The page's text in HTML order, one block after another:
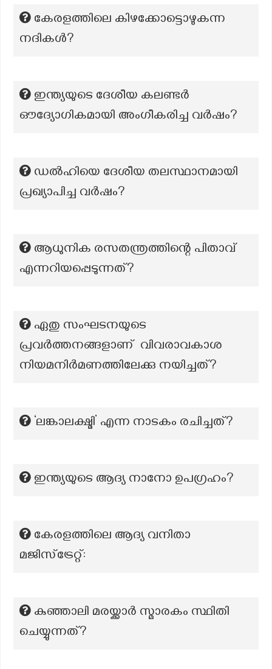
കേരളത്തിലെ കിഴക്കോട്ടൊഴുകന്ന
നദികൾ?
ഇന്ത്യയുടെ ദേശീയ കലണ്ടർ
ഔദ്യോഗികമായി അംഗീകരിച്ച വർഷം?
ഡൽഹിയെ ദേശീയ തലസ്ഥാനമായി
പ്രഖ്യാപിച്ച വർഷം?
ആധുനിക രസതന്ത്രത്തിന്റെ പിതാവ്
എന്നറിയപ്പെടുന്നത്?
ഏതു സംഘടനയുടെ
പ്രവർത്തനങ്ങളാണ് വിവരാവകാശ
നിയമനിർമണത്തിലേക്കു നയിച്ചത്?
‘ലങ്കാലക്ഷ്മി’ എന്ന നാടകം രചിച്ചത്?
ഇന്ത്യയുടെ ആദ്യ നാനോ ഉപഗ്രഹം?
കേരളത്തിലെ ആദ്യ വനിതാ
മജിസ്‌ട്രേറ്റ്:
കുഞ്ഞാലി മരയ്ക്കാർ സ്മാരകം സ്ഥിതി
ചെയ്യുന്നത്?